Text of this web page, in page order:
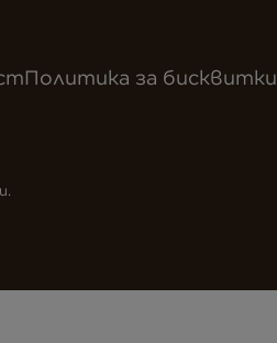
Политика за бисквитки